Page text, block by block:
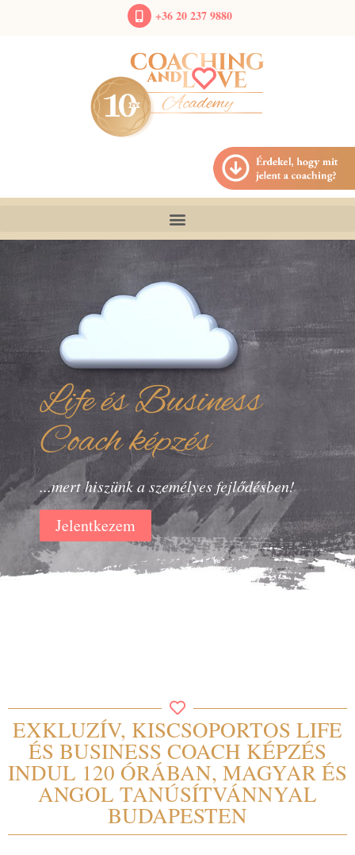
+36 20 237 9880
Life és Business
Coach képzés
...mert hiszünk a személyes fejlődésben!
Jelentkezem
EXKLUZÍV, KISCSOPORTOS LIFE
ÉS BUSINESS COACH KÉPZÉS
INDUL 120 ÓRÁBAN, MAGYAR ÉS
ANGOL TANÚSÍTVÁNNYAL
BUDAPESTEN